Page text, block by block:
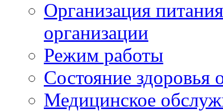
Организация
организации
Режим работы
Состояние
Медицинское